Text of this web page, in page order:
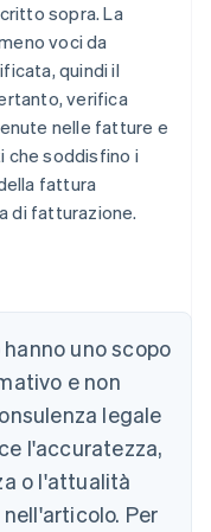
sopra. La
voci da
quindi il
verifica
nelle fatture e
che soddisfino i
fattura
di fatturazione.
uno scopo
e non
legale
l'accuratezza,
o l'attualità
Per